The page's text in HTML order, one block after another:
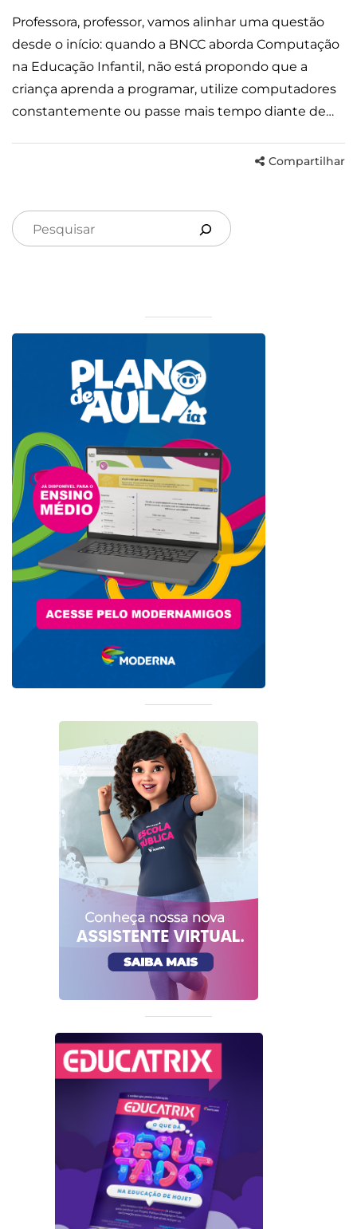
Professora, professor, vamos alinhar uma questão
desde o início: quando a BNCC aborda Computação
na Educação Infantil, não está propondo que a
criança aprenda a programar, utilize computadores
constantemente ou passe mais tempo diante de…
Compartilhar